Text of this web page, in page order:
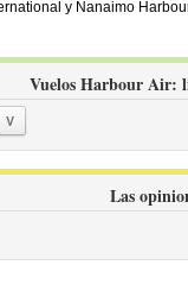
y Nanaimo
Vuelos Harbour Air:
V
Las